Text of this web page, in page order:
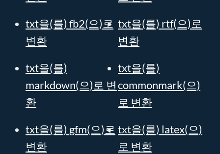
txt을(를) fb2(으)로
변환
txt을(를) rtf(으)로
변환
txt을(를)
markdown(으)로 변
환
txt을(를)
commonmark(으)
로 변환
txt을(를) gfm(으)로
변환
txt을(를) latex(으)
로 변환